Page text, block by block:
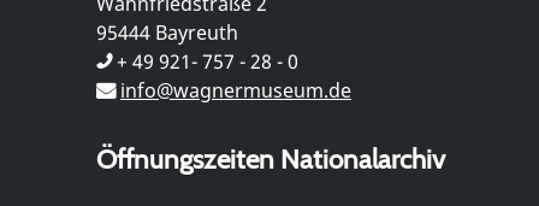
95444 Bayreuth
+ 49 921- 757 - 28 - 0
info@wagnermuseum.de
Öffnungszeiten Nationalarchiv